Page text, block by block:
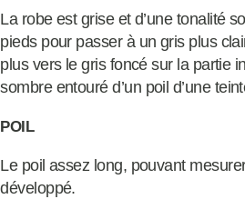
La robe est grise et d’une tonalité
pieds pour passer à un gris plus
plus vers le gris foncé sur la partie
sombre entouré d’un poil d’une
POIL
Le poil assez long, pouvant
développé.